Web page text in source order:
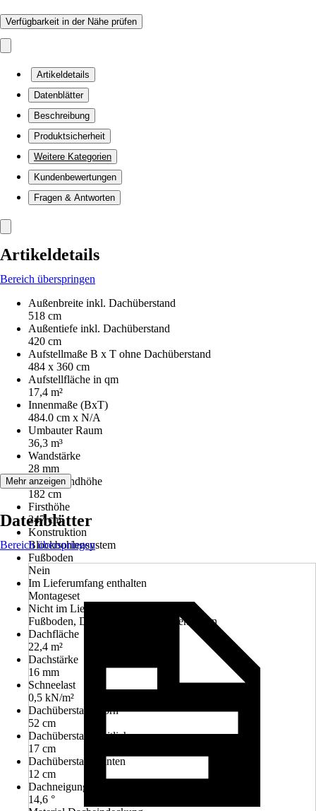
Verfügbarkeit in der Nähe prüfen
Artikeldetails
Datenblätter
Beschreibung
Produktsicherheit
Weitere Kategorien
Kundenbewertungen
Fragen & Antworten
Artikeldetails
Bereich überspringen
Außenbreite inkl. Dachüberstand
518 cm
Außentiefe inkl. Dachüberstand
420 cm
Aufstellmaße B x T ohne Dachüberstand
484 x 360 cm
Aufstellfläche in qm
17,4 m²
Innenmaße (BxT)
484.0 cm x N/A
Umbauter Raum
36,3 m³
Wandstärke
28 mm
Seitenwandhöhe
182 cm
Firsthöhe
247 cm
Konstruktion
Blockbohlensystem
Fußboden
Nein
Im Lieferumfang enthalten
Montageset
Nicht im Lieferumfang enthalten
Fußboden, Dacheindeckung, Regenrinnen
Dachfläche
22,4 m²
Dachstärke
16 mm
Schneelast
0,5 kN/m²
Dachüberstand vorn
52 cm
Dachüberstand seitlich
17 cm
Dachüberstand hinten
12 cm
Dachneigung
14,6 °
Mehr anzeigen
Datenblätter
Bereich überspringen